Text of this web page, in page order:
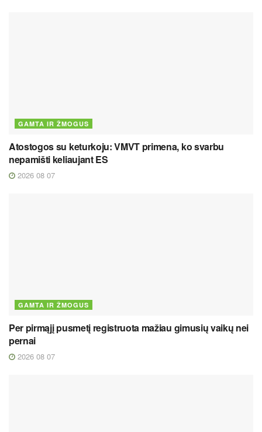
GAMTA IR ŽMOGUS
Atostogos su keturkoju: VMVT primena, ko svarbu
nepamišti keliaujant ES
2026 08 07
GAMTA IR ŽMOGUS
Per pirmąjį pusmetį registruota mažiau gimusių vaikų nei
pernai
2026 08 07